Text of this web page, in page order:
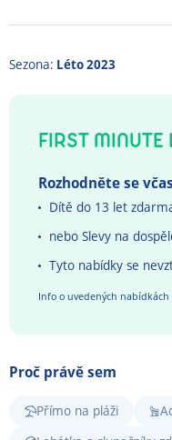
Sezona: Léto 2023
FIRST MINUTE
Rozhodněte se
Dítě do 13 let
nebo Slevy na
Tyto nabídky se
Info o uvedených
Proč právě sem
Přímo na pláži